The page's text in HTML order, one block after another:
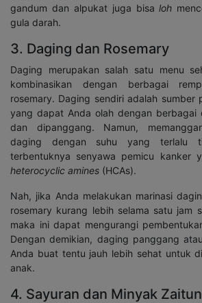
gandum dan alpukat juga bisaloh
gula darah.
3. Daging dan Rosemary
Daging merupakan salah satu menu
kombinasikan dengan berbagai
rosemary. Daging sendiri adalah sumber
yang dapat Anda olah dengan berbagai
dan dipanggang. Namun,
daging dengan suhu yang terlalu
terbentuknya senyawa pemicu kanker
heterocyclic amines (HCAs).
Nah, jika Anda melakukan marinasi
rosemary kurang lebih selama satu jam
maka ini dapat mengurangi
Dengan demikian, daging panggang
Anda buat tentu jauh lebih sehat untuk
anak.
4. Sayuran dan Minyak Zaitun